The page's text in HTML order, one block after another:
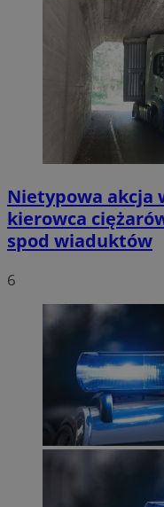
Nietypowa akcja
kierowca
spod wiaduktów
6